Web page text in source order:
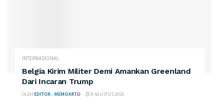
INTERNASIONAL
Belgia Kirim Militer Demi Amankan Greenland
Dari Incaran Trump
OLEH EDITOR : MEMOARTO 8 AGUSTUS 2026